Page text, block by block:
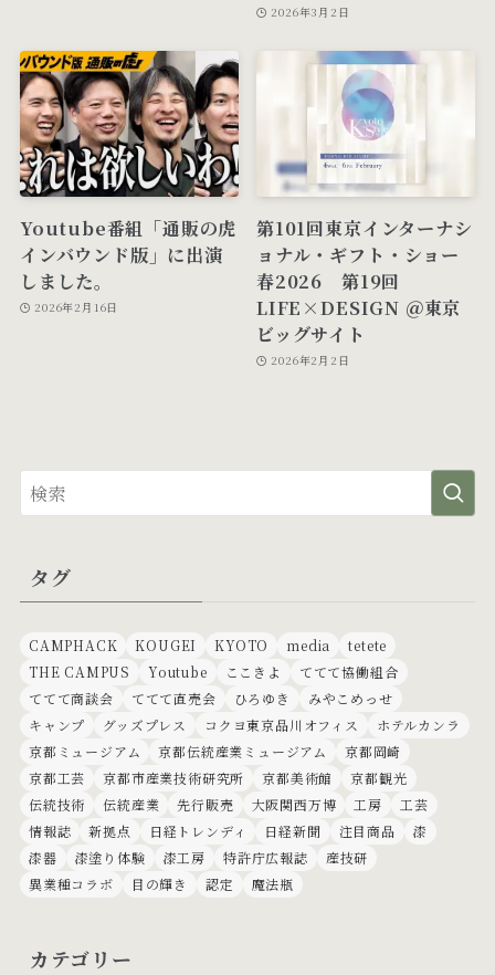
2026年3月2日
Youtube番組「通販の虎
インバウンド版」に出演
しました。
2026年2月16日
第101回東京インターナシ
ョナル・ギフト・ショー
春2026 第19回
LIFE×DESIGN ＠東京
ビッグサイト
2026年2月2日
タグ
CAMPHACK KOUGEI KYOTO media
tetete
THE CAMPUS
Youtube ここきよ
ててて協働組合
ててて商談会
ててて直売会 ひろゆき
みやこめっせ
キャンプ
グッズプレス コクヨ東京品川オフィス
ホテルカンラ
京都ミュージアム
京都伝統産業ミュージアム
京都岡崎
京都工芸
京都市産業技術研究所 京都美術館
京都観光
伝統技術
伝統産業 先行販売 大阪関西万博 工房
工芸
情報誌
新拠点 日経トレンディ 日経新聞 注目商品
漆
漆器
漆塗り体験 漆工房 特許庁広報誌
産技研
異業種コラボ
目の輝き 認定 魔法瓶
カテゴリー